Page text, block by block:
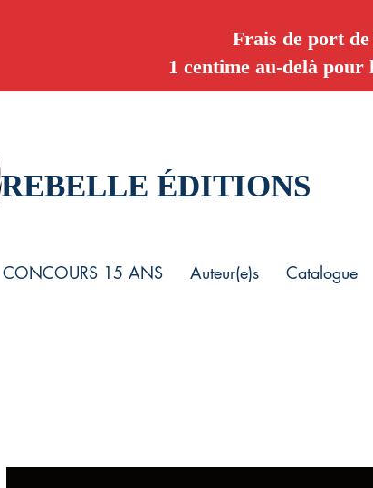
Frais de port
1 centime au-delà pour
REBELLE ÉDITIONS
CONCOURS 15 ANS Auteur(e)s Catalogue